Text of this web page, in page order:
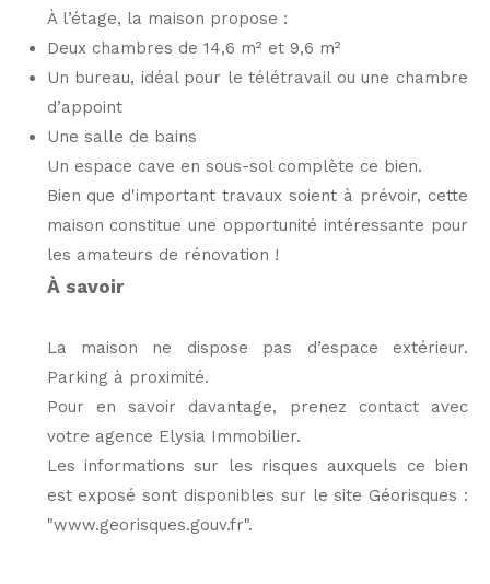
À l’étage, la maison propose :
Deux chambres de 14,6 m² et 9,6 m²
Un bureau, idéal pour le télétravail ou une chambre
d’appoint
Une salle de bains
Un espace cave en sous-sol complète ce bien.
Bien que d'important travaux soient à prévoir, cette
maison constitue une opportunité intéressante pour
les amateurs de rénovation !
À savoir
La maison ne dispose pas d’espace extérieur.
Parking à proximité.
Pour en savoir davantage, prenez contact avec
votre agence Elysia Immobilier.
Les informations sur les risques auxquels ce bien
est exposé sont disponibles sur le site Géorisques :
"www.georisques.gouv.fr".